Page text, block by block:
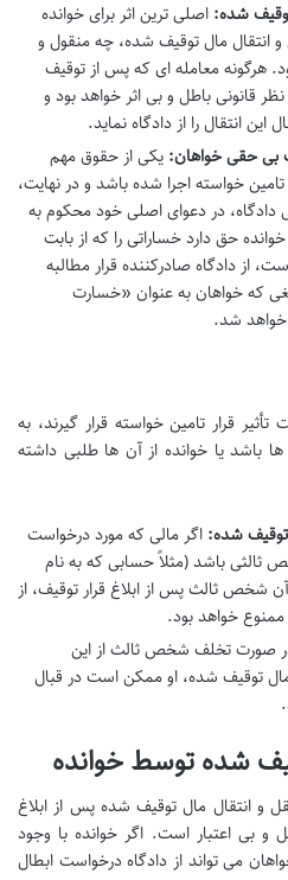
شده: اصلی ترین اثر برای خوانده
و انتقال مال توقیف شده، چه منقول و
هرگونه معامله ای که پس از توقیف
قانونی باطل و بی اثر خواهد بود و
انتقال را از دادگاه نماید.
بی حقی خواهان: یکی از حقوق مهم
خواسته اجرا شده باشد و در نهایت،
در دعوای اصلی خود محکوم به
حق دارد خساراتی را که از بابت
از دادگاه صادرکننده قرار مطالبه
که خواهان به عنوان «خسارت
خواهد شد.
قرار تامین خواسته قرار گیرند، به
باشد یا خوانده از آن ها طلبی داشته
توقیف شده: اگر مالی که مورد درخواست
باشد (مثلاً حسابی که به نام
شخص ثالث پس از ابلاغ قرار توقیف، از
ممنوع خواهد بود.
صورت تخلف شخص ثالث از این
توقیف شده، او ممکن است در قبال
شده توسط خوانده
و انتقال مال توقیف شده پس از ابلاغ
و بی اعتبار است. اگر خوانده با وجود
می تواند از دادگاه درخواست ابطال